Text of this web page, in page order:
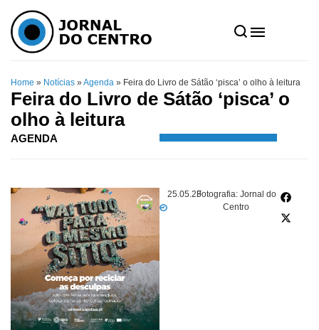
Home » Notícias »Agenda » Feira do Livro de Sátão ‘pisca’ o olho à leitura
Feira do Livro de Sátão ‘pisca’ o
olho à leitura
AGENDA
25.05.23Fotografia: Jornal do
Centro